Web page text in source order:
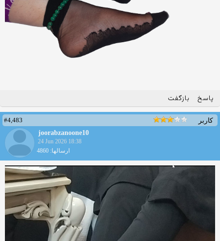
پاسخ بازگفت
کاربر
#4,483
joorabzanoone10
24 Jun 2026 18:38
ارسالها: 4860